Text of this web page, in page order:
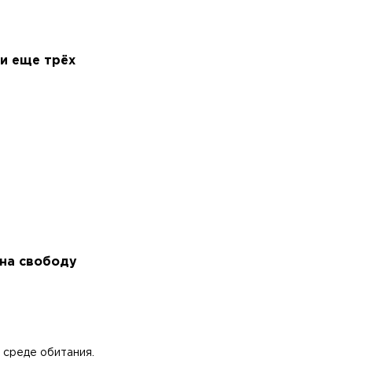
еще трёх
свободу
обитания.